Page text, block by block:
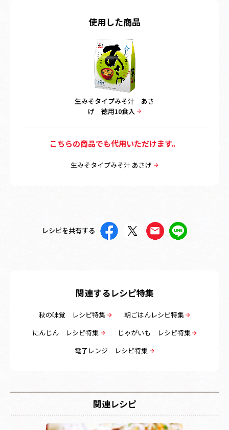
使用した商品
生みそタイプみそ汁 あさ
げ 徳用10食入
こちらの商品でも代用いただけます。
生みそタイプみそ汁 あさげ
レシピを共有する
関連するレシピ特集
秋の味覚 レシピ特集
朝ごはんレシピ特集
にんじん レシピ特集
じゃがいも レシピ特集
電子レンジ レシピ特集
関連レシピ